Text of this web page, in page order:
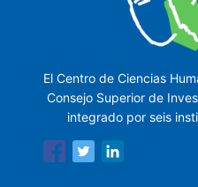
El Centro de Ciencias
Consejo Superior de
integrado por seis